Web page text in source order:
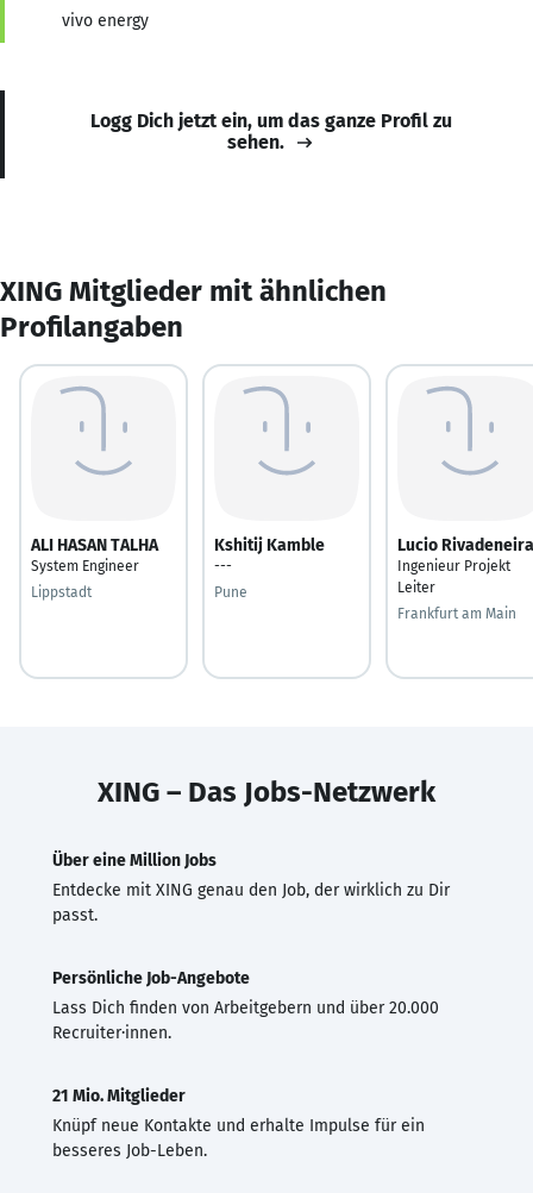
vivo energy
Logg Dich jetzt ein, um das ganze Profil zu
sehen.
XING Mitglieder mit ähnlichen
Profilangaben
ALI HASAN TALHA
System Engineer
Lippstadt
Kshitij Kamble
---
Pune
Lucio Rivadeneira
Ingenieur Projekt
Leiter
Frankfurt am Main
XING – Das Jobs-Netzwerk
Über eine Million Jobs
Entdecke mit XING genau den Job, der wirklich zu Dir
passt.
Persönliche Job-Angebote
Lass Dich finden von Arbeitgebern und über 20.000
Recruiter·innen.
21 Mio. Mitglieder
Knüpf neue Kontakte und erhalte Impulse für ein
besseres Job-Leben.